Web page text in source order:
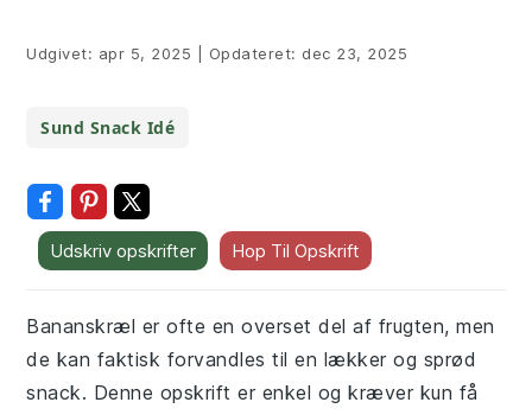
Udgivet: apr 5, 2025 Opdateret: dec 23, 2025
Sund Snack Idé
Udskriv opskrifter Hop Til Opskrift
Bananskræl er ofte en overset del af frugten, men
de kan faktisk forvandles til en lækker og sprød
snack. Denne opskrift er enkel og kræver kun få